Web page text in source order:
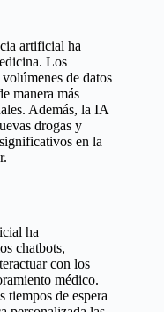
artificial ha
Los
de datos
manera más
Además, la IA
drogas y
en la
ha
chatbots,
con los
médico.
tiempos de espera